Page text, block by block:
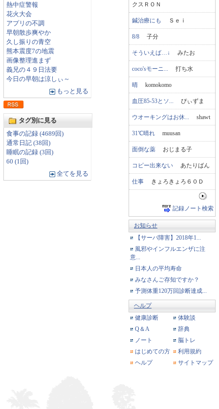
熱中症警報
花火大会
アプリの不調
早朝散歩爽やか
久し振りの青空
熊本震度7の地震
画像整理進まず
義兄の４９日法要
今日の早朝は涼しぃ～
もっと見る
タグ別に見る
食事の記録 (4689回)
通常日記 (38回)
睡眠の記録 (3回)
60 (1回)
全てを見る
クスＲＯＮ
鍼治療にも Ｓｅｉ
8/8 子分
そういえば…↓ みたお
coco'sモーニ... 打ち水
晴 komokomo
血圧85-53とソ... ぴぃずま
ウオーキングはお休... shawt
31℃晴れ muusan
面倒な薬 おじまる子
コピー出来ない あたりばん
仕事 きょろきょろ６０Ｄ
記録ノート検索
お知らせ
【サーバ障害】2018年1...
風邪やインフルエンザに注
意...
日本人の平均寿命
みなさんご存知ですか？
予測体重120万回診断達成...
ヘルプ
健康診断
体験談
Q＆A
辞典
ノート
脳トレ
はじめての方
利用規約
ヘルプ
サイトマップ